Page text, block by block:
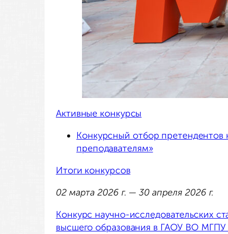
Активные конкурсы
Конкурсный отбор
преподавателям»
Итоги конкурсов
02 марта 2026 г. — 30 апреля 2026 г.
Конкурс научно-исследовательских
высшего образования в ГАОУ ВО